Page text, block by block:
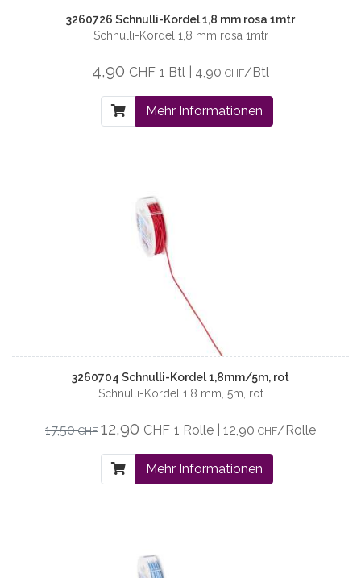
3260726 Schnulli-Kordel 1,8 mm rosa 1mtr
Schnulli-Kordel 1,8 mm rosa 1mtr
4,90 CHF 1 Btl | 4,90 CHF/Btl
Mehr Informationen
3260704 Schnulli-Kordel 1,8mm/5m, rot
Schnulli-Kordel 1,8 mm, 5m, rot
17,50CHF 12,90 CHF 1 Rolle | 12,90 CHF/Rolle
Mehr Informationen